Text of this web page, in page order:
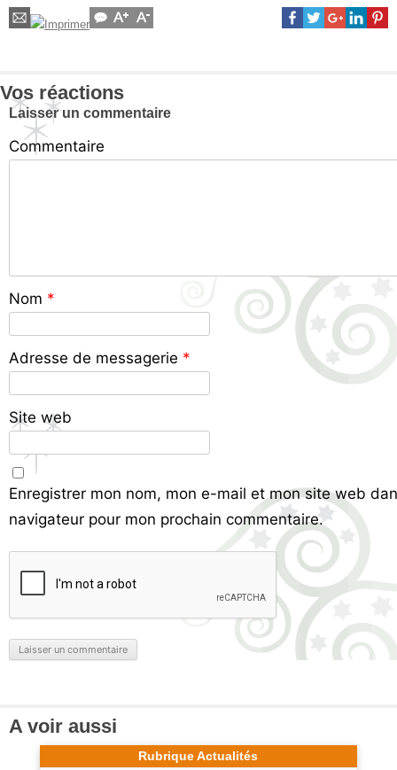
Vos réactions
Laisser un commentaire
Commentaire
Nom *
Adresse de messagerie *
Site web
Enregistrer mon nom, mon e-mail et mon site web
navigateur pour mon prochain commentaire.
A voir aussi
Rubrique Actualités